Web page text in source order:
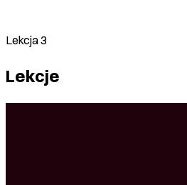
Lekcja 3
Lekcje